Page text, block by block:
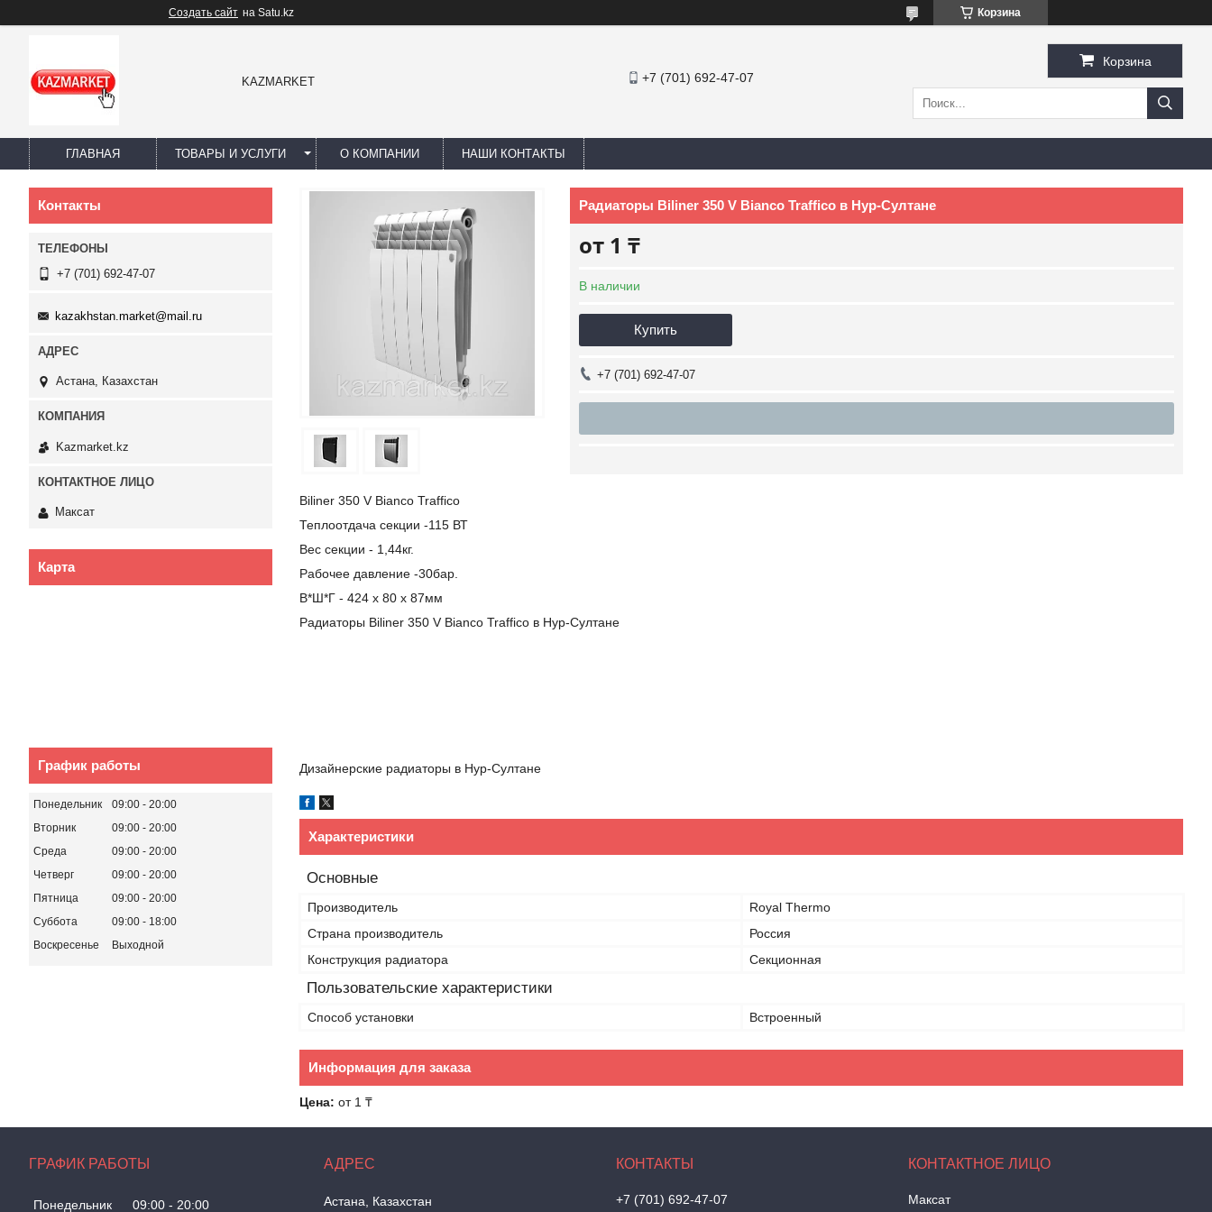
Создать сайт на Satu.kz Корзина
KAZMARKET +7 (701) 692-47-07
Корзина
ГЛАВНАЯ ТОВАРЫ И УСЛУГИ О КОМПАНИИ НАШИ КОНТАКТЫ
Радиаторы Biliner 350 V Bianco Traffico в Нур-Султане
от 1 ₸
В наличии
Купить
+7 (701) 692-47-07
Biliner 350 V Bianco Traffico
Теплоотдача секции -115 ВТ
Вес секции - 1,44кг.
Рабочее давление -30бар.
В*Ш*Г - 424 х 80 х 87мм
Радиаторы Biliner 350 V Bianco Traffico в Нур-Султане
Дизайнерские радиаторы в Нур-Султане
Характеристики
Основные
Производитель
Royal Thermo
Страна производитель
Россия
Конструкция радиатора
Секционная
Пользовательские характеристики
Способ установки Встроенный
Информация для заказа
Цена: от 1 ₸
Контакты
+7 (701) 692-47-07
kazakhstan.market@mail.ru
Астана, Казахстан
Kazmarket.kz
Максат
Карта
График работы
Понедельник 09:00
20:00
Вторник
09:00
20:00
Среда
09:00
20:00
Четверг
09:00
20:00
Пятница
09:00
20:00
Суббота
09:00
18:00
Воскресенье
Выходной
ГРАФИК РАБОТЫ
Понедельник 09:00 20:00 Астана, Казахстан +7 (701) 692-47-07 Максат